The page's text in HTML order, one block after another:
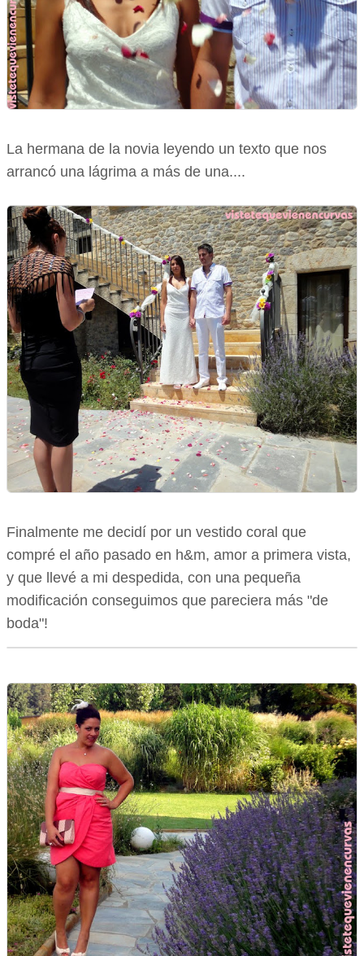
La hermana de la novia leyendo un texto que nos
arrancó una lágrima a más de una....
Finalmente me decidí por un vestido coral que
compré el año pasado en h&m, amor a primera vista,
y que llevé a mi despedida, con una pequeña
modificación conseguimos que pareciera más "de
boda"!